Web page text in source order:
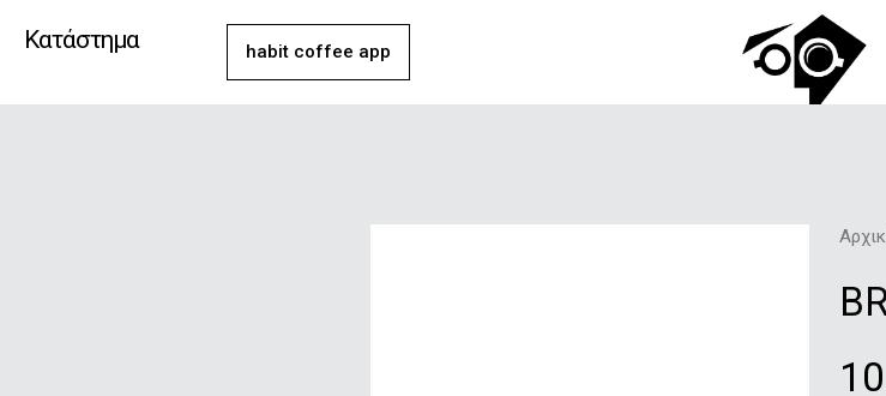
στοΚατάστημα habit coffee app